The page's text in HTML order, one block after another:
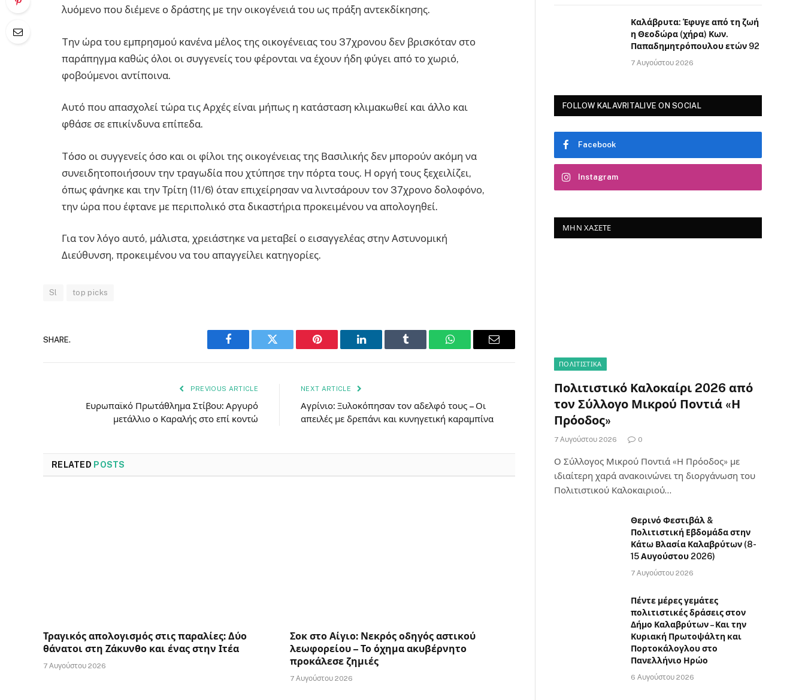
λυόμενο που διέμενε ο δράστης με την οικογένειά του ως πράξη αντεκδίκησης.
Tην ώρα του εμπρησμού κανένα μέλος της οικογένειας του 37χρονου δεν βρισκόταν στο
παράπηγμα καθώς όλοι οι συγγενείς του φέρονται να έχουν ήδη φύγει από το χωριό,
φοβούμενοι αντίποινα.
Αυτό που απασχολεί τώρα τις Αρχές είναι μήπως η κατάσταση κλιμακωθεί και άλλο και
φθάσε σε επικίνδυνα επίπεδα.
Tόσο οι συγγενείς όσο και οι φίλοι της οικογένειας της Βασιλικής δεν μπορούν ακόμη να
συνειδητοποιήσουν την τραγωδία που χτύπησε την πόρτα τους. Η οργή τους ξεχειλίζει,
όπως φάνηκε και την Τρίτη (11/6) όταν επιχείρησαν να λιντσάρουν τον 37χρονο δολοφόνο,
την ώρα που έφτανε με περιπολικό στα δικαστήρια προκειμένου να απολογηθεί.
Για τον λόγο αυτό, μάλιστα, χρειάστηκε να μεταβεί ο εισαγγελέας στην Αστυνομική
Διεύθυνση, προκειμένου να του απαγγείλει κατηγορίες.
Sl top picks
SHARE.
Facebook Twitter Pinterest LinkedIn Tumblr WhatsAppEmail
PREVIOUS ARTICLE
Ευρωπαϊκό Πρωτάθλημα Στίβου: Αργυρό
μετάλλιο ο Καραλής στο επί κοντώ
NEXT ARTICLE
Αγρίνιο: Ξυλοκόπησαν τον αδελφό τους – Οι
απειλές με δρεπάνι και κυνηγετική καραμπίνα
RELATED POSTS
Τραγικός απολογισμός στις παραλίες: Δύο
θάνατοι στη Ζάκυνθο και ένας στην Ιτέα
7 Αυγούστου 2026
Σοκ στο Αίγιο: Νεκρός οδηγός αστικού
λεωφορείου – Το όχημα ακυβέρνητο
προκάλεσε ζημιές
7 Αυγούστου 2026
Καλάβρυτα: Έφυγε από τη ζωή
η Θεοδώρα (χήρα) Κων.
Παπαδημητρόπουλου ετών 92
7 Αυγούστου 2026
FOLLOW KALAVRITALIVE ON SOCIAL
Facebook
Instagram
ΜΗΝ ΧΆΣΕΤΕ
ΠΟΛΙΤΙΣΤΙΚΑ
Πολιτιστικό Καλοκαίρι 2026 από
τον Σύλλογο Μικρού Ποντιά «Η
Πρόοδος»
7 Αυγούστου 2026 0
Ο Σύλλογος Μικρού Ποντιά «Η Πρόοδος» με
ιδιαίτερη χαρά ανακοινώνει τη διοργάνωση του
Πολιτιστικού Καλοκαιριού…
Θερινό Φεστιβάλ &
Πολιτιστική Εβδομάδα στην
Κάτω Βλασία Καλαβρύτων (8-
15 Αυγούστου 2026)
7 Αυγούστου 2026
Πέντε μέρες γεμάτες
πολιτιστικές δράσεις στον
Δήμο Καλαβρύτων – Και την
Κυριακή Πρωτοψάλτη και
Πορτοκάλογλου στο
Πανελλήνιο Ηρώο
6 Αυγούστου 2026